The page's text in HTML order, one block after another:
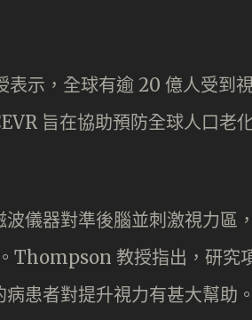
示，全球有逾 20 億人受到
旨在協助預防全球人口老
儀器對準後腦並刺激視力區
Thompson 教授指出，研究
患者對提升視力有甚大幫助